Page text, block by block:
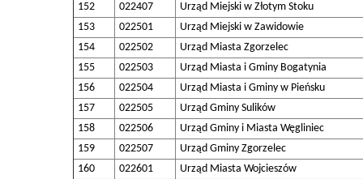
152
022407
Urząd Miejski w Złotym Stoku
153
022501
Urząd Miejski w Zawidowie
154
022502
Urząd Miasta Zgorzelec
155
022503
Urząd Miasta i Gminy Bogatynia
156
022504
Urząd Miasta i Gminy w Pieńsku
157
022505
Urząd Gminy Sulików
158
022506
Urząd Gminy i Miasta Węgliniec
159
022507
Urząd Gminy Zgorzelec
160
022601
Urząd Miasta Wojcieszów